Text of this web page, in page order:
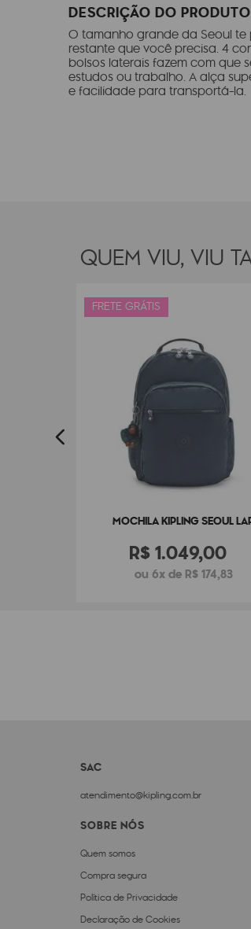
DESCRIÇÃO DO PRODUTO
O tamanho grande da Seoul
restante que você precisa. 4
bolsos laterais fazem com que
estudos ou trabalho. A alça
e facilidade para transportá-la.
QUEM VIU, VIU
FRETE GRÁTIS
MOCHILA KIPLING SEOUL
R$1.049,00
ou 6x de R$ 174,83
SAC
atendimento@kipling.com.br
SOBRE NÓS
Quem somos
Compra segura
Política de Privacidade
Declaração de Cookies